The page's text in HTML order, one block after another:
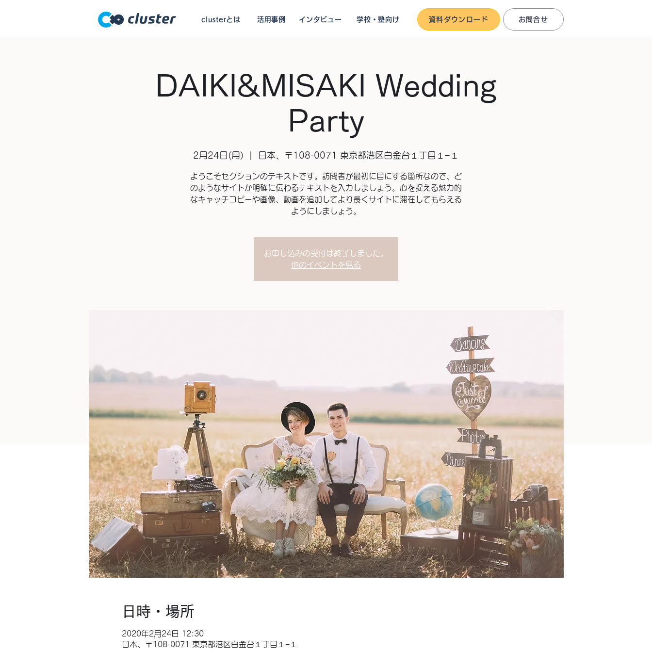
clusterとは 活用事例 インタビュー 資料ダウンロード
学校・塾向け お問合せ
DAIKI&MISAKI Wedding
Party
2月24日(月) 日本、〒108-0071 東京都港区白金台１丁目１−１
ようこそセクションのテキストです。訪問者が最初に目にする箇所なので、ど
のようなサイトか明確に伝わるテキストを入力しましょう。心を捉える魅力的
なキャッチコピーや画像、動画を追加してより長くサイトに滞在してもらえる
ようにしましょう。
お申し込みの受付は終了しました。
他のイベントを見る
日時・場所
2020年2月24日 12:30
日本、〒108-0071 東京都港区白金台１丁目１−１